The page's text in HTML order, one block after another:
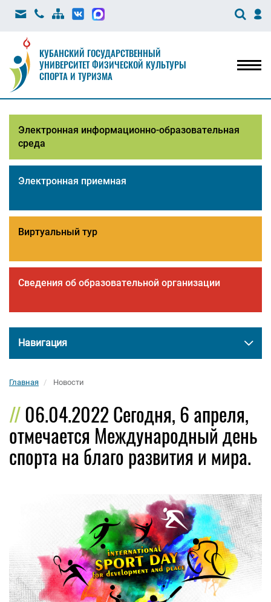
КУБАНСКИЙ ГОСУДАРСТВЕННЫЙ
УНИВЕРСИТЕТ ФИЗИЧЕСКОЙ КУЛЬТУРЫ
СПОРТА И ТУРИЗМА
Электронная информационно-образовательная
среда
Электронная приемная
Виртуальный тур
Сведения об образовательной организации
Навигация
Главная Новости
06.04.2022 Сегодня, 6 апреля,
отмечается Международный день
спорта на благо развития и мира.